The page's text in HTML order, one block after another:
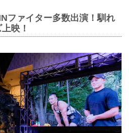
ファイター多数出演！馴れ
映！